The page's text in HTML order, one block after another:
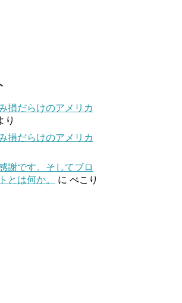
損だらけのアメリカ
り
損だらけのアメリカ
謝です。そしてブロ
とは何か。
に ぺこり